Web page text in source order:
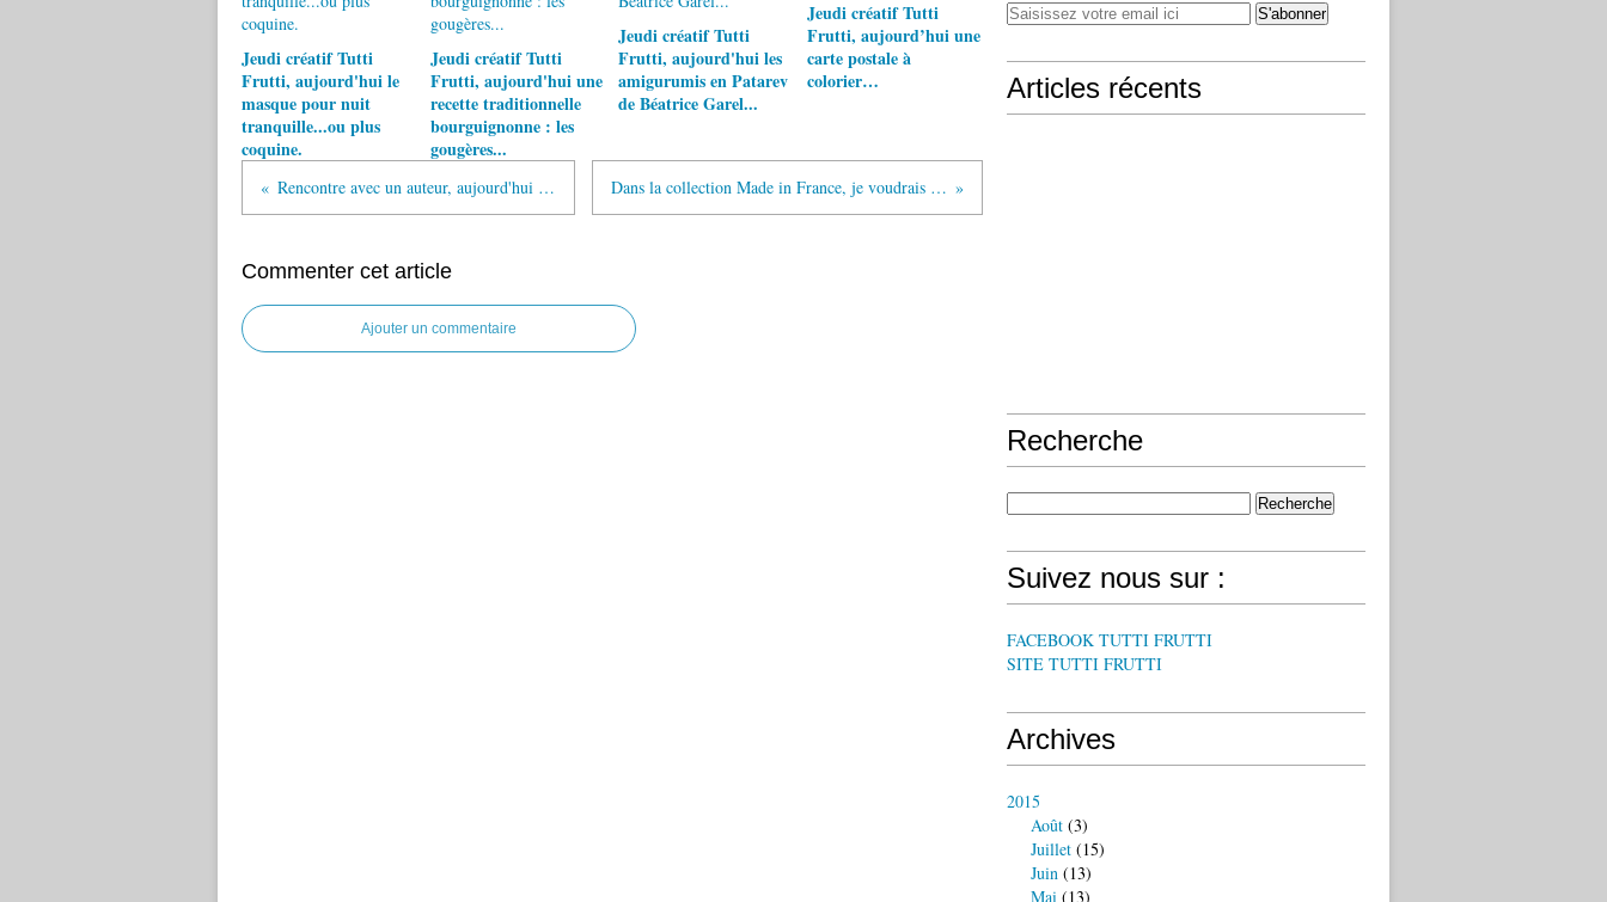
Jeudi créatif Tutti
Frutti, aujourd'hui le
masque pour nuit
tranquille...ou plus
coquine.
Jeudi créatif Tutti
Frutti, aujourd'hui une
recette traditionnelle
bourguignonne : les
gougères...
Jeudi créatif Tutti
Frutti, aujourd'hui les
amigurumis en Patarev
de Béatrice Garel...
Jeudi créatif Tutti
Frutti, aujourd’hui une
carte postale à
colorier…
Rencontre avec un auteur, aujourd'hui Bernadette Baldelli ... Dans la collection Made in France, je voudrais …LE CHIC PARISIEN !
Commenter cet article
Ajouter un commentaire
Articles récents
Recherche
Suivez nous sur :
FACEBOOK TUTTI FRUTTI
SITE TUTTI FRUTTI
Archives
2015
Août (3)
Juillet (15)
Juin (13)
Mai (13)